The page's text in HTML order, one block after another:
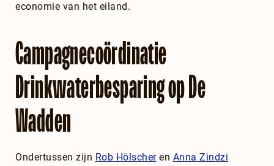
economie van het eiland.
Campagnecoördinatie
Drinkwaterbesparing op De
Wadden
Ondertussen zijn Rob Hölscheren Anna Zindzi